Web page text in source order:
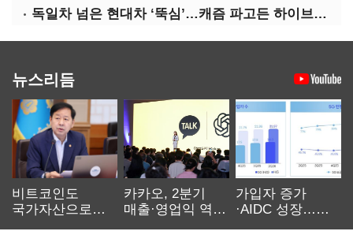
독일차 넘은 현대차 ‘뚝심’…캐즘 파고든 하이브리드 역전극
뉴스리듬
비트코인도
국가자산으로…'
카카오, 2분기
매출·영업익 역대
가입자 증가
·AIDC 성장…